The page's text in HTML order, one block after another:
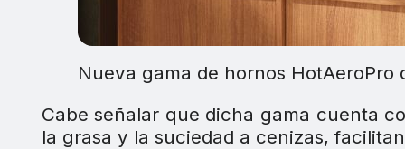
Nueva gama de hornos HotAeroPro
Cabe señalar que dicha gama cuenta
la grasa y la suciedad a cenizas,